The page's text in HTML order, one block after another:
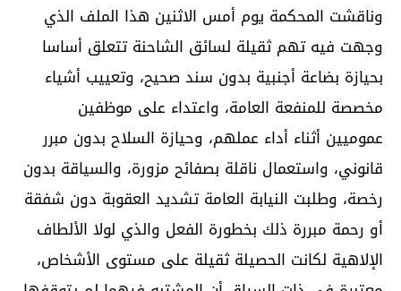
وناقشت المحكمة يوم أمس الاثنين هذا الملف الذي
وجهت فيه تهم ثقيلة لسائق الشاحنة تتعلق أساسا
بحيازة بضاعة أجنبية بدون سند صحيح، وتعييب أشياء
مخصصة للمنفعة العامة، واعتداء على موظفين
عموميين أثناء أداء عملهم، وحيازة السلاح بدون مبرر
قانوني، واستعمال ناقلة بصفائح مزورة، والسياقة بدون
رخصة، وطلبت النيابة العامة تشديد العقوبة دون شفقة
أو رحمة مبررة ذلك بخطورة الفعل والذي لولا الألطاف
الإلاهية لكانت الحصيلة ثقيلة على مستوى الأشخاص،